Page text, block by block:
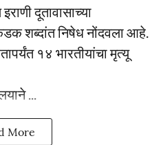
दूतावासाच्या
शब्दांत निषेध नोंदवला आहे.
१४ भारतीयांचा मृत्यू
...
More